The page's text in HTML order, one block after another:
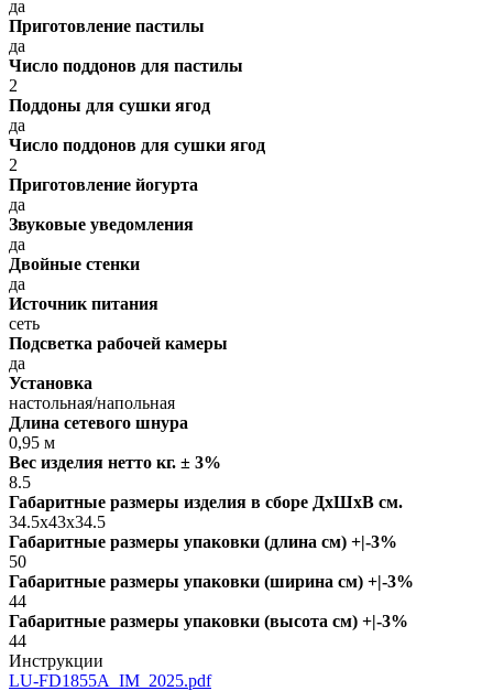
да
Приготовление пастилы
да
Число поддонов для пастилы
2
Поддоны для сушки ягод
да
Число поддонов для сушки ягод
2
Приготовление йогурта
да
Звуковые уведомления
да
Двойные стенки
да
Источник питания
сеть
Подсветка рабочей камеры
да
Установка
настольная/напольная
Длина сетевого шнура
0,95 м
Вес изделия нетто кг. ± 3%
8.5
Габаритные размеры изделия в сборе ДxШxВ см.
34.5x43x34.5
Габаритные размеры упаковки (длина см) +|-3%
50
Габаритные размеры упаковки (ширина см) +|-3%
44
Габаритные размеры упаковки (высота см) +|-3%
44
Инструкции
LU-FD1855A_IM_2025.pdf